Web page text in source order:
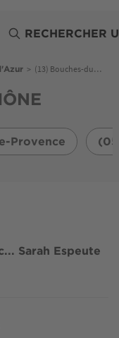
RECHERCHER
> (13) Bouches-du-Rhône
Provence
Sarah Espeute